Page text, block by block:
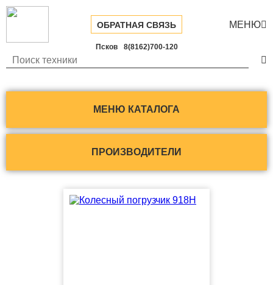
ОБРАТНАЯ СВЯЗЬ МЕНЮ
Псков 8(8162)700-120

МЕНЮ КАТАЛОГА
ПРОИЗВОДИТЕЛИ